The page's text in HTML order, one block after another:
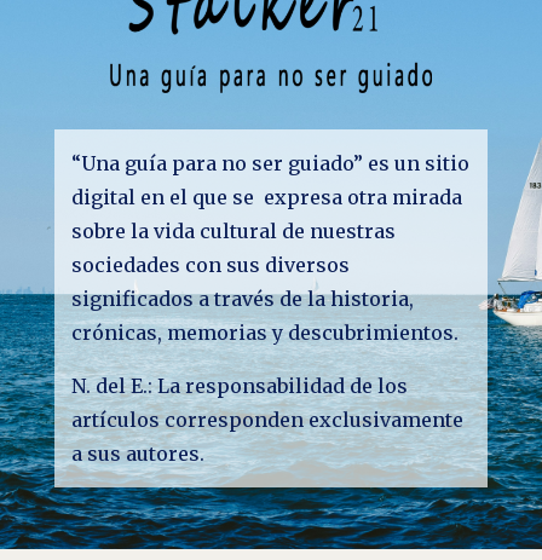
“Una guía para no ser guiado” es un sitio
digital en el que se expresa otra mirada
sobre la vida cultural de nuestras
sociedades con sus diversos
significados a través de la historia,
crónicas, memorias y descubrimientos.
N. del E.: La responsabilidad de los
artículos corresponden exclusivamente
a sus autores.